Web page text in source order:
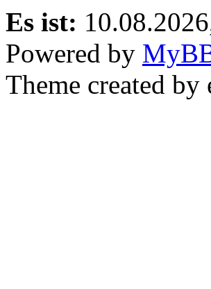
Es ist:
Powered by
Theme created